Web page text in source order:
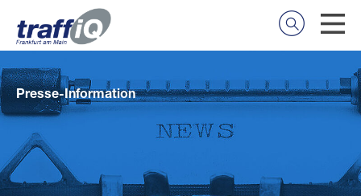
Presse-Information